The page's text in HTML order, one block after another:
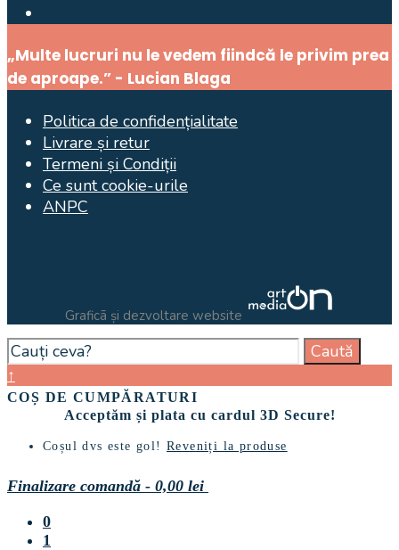
Window
„Multe lucruri nu le vedem fiindcă le privim prea
de aproape.” - Lucian Blaga
Politica de confidențialitate
Livrare și retur
Termeni și Condiții
Ce sunt cookie-urile
ANPC
Graficã și dezvoltare website
Search
for:
Caută
Close
Search
Window
↑
COȘ DE CUMPĂRATURI
Acceptăm și plata cu cardul 3D Secure!
Coșul dvs este gol!Reveniți la produse
Finalizare comandă - 0,00 lei
0
1